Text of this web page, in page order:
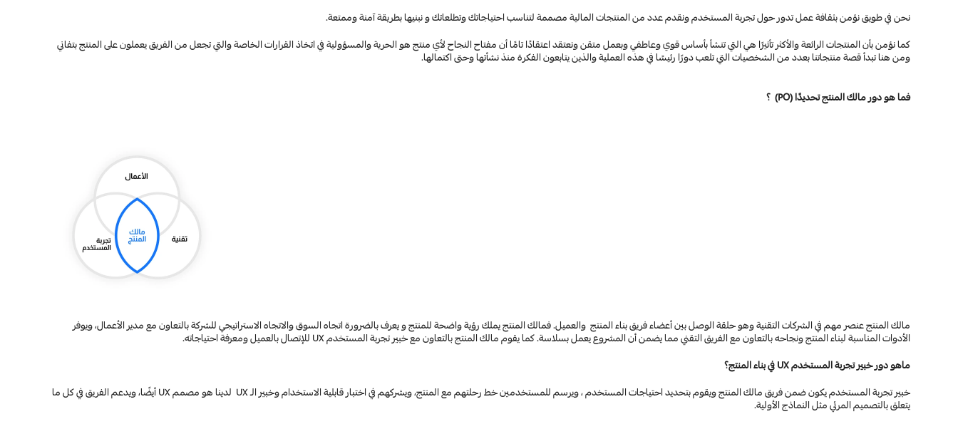
نحن في طويق نؤمن بثقافة عمل تدور حول تجربة المستخدم ونقدم عدد من المنتجات المالية مصممة لتناسب احتياجاتك وتطلعاتك و نبنيها بطريقة آمنة وممتعة.
ومن هنا تبدأ قصة منتجاتنا بعدد من الشخصيات التي تلعب دورًا رئيسًا في هذه العملية والذين يتابعون الفكرة منذ نشأتها وحتى اكتمالها.
فما هو دور مالك المنتج تحديدًا (PO)  ؟
مالك المنتج عنصر مهم في الشركات التقنية وهو حلقة الوصل بين أعضاء فريق بناء المنتج  والعميل. فمالك المنتج يملك رؤية واضحة للمنتج و يعرف بالضرورة اتجاه السوق والاتجاه الاستراتيجي للشركة بالتعاون مع مدير الأعمال، ويوفر
الأدوات المناسبة لبناء المنتج ونجاحه بالتعاون مع الفريق التقني مما يضمن أن المشروع يعمل بسلاسة. كما يقوم مالك المنتج بالتعاون مع خبير تجربة المستخدم UX للإتصال بالعميل ومعرفة احتياجاته.
ماهو دور خبير تجربة المستخدم UX في بناء المنتج؟
يتعلق بالتصميم المرئي مثل النماذج الأولية.